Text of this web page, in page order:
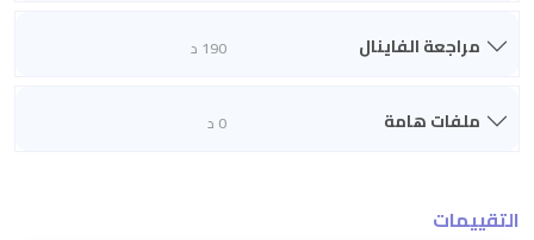
مراجعة الفاينال 190 د
ملفات هامة 0 د
التقييمات